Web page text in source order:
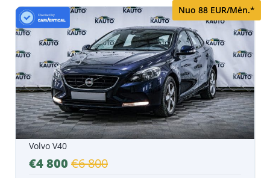
Nuo 88 EUR/Mėn.*
Volvo V40
€4 800 €6 800